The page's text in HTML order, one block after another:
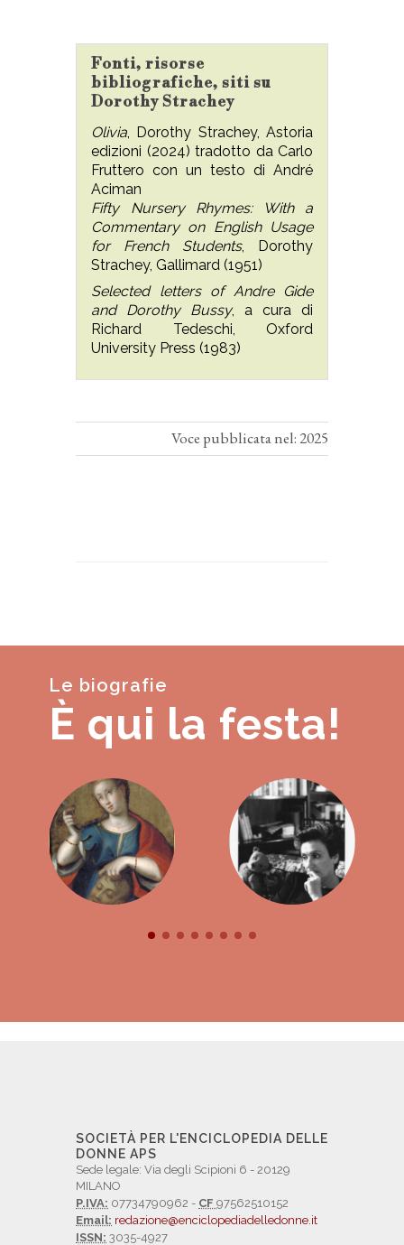
Fonti, risorse
bibliografiche, siti su
Dorothy Strachey
Olivia , Dorothy Strachey, Astoria
edizioni (2024) tradotto da Carlo
Fruttero con un testo di André
Aciman
Fifty Nursery Rhymes: With a
Commentary on English Usage
for French Students, Dorothy
Strachey, Gallimard (1951)
Selected letters of Andre Gide
and Dorothy Bussy, a cura di
Richard Tedeschi, Oxford
University Press (1983)
Voce pubblicata nel: 2025
Le biografie
È qui la festa!
SOCIETÀ PER L'ENCICLOPEDIA DELLE
DONNE APS
Sede legale: Via degli Scipioni 6 - 20129
MILANO
P.IVA: 07734790962 - CF 97562510152
Email: redazione@enciclopediadelledonne.it
ISSN: 3035-4927